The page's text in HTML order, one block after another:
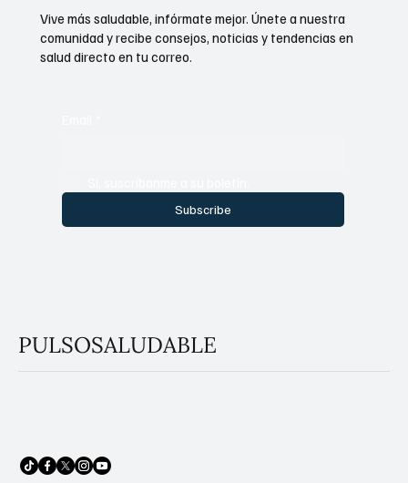
Subscribe
Vive más saludable, infórmate mejor. Únete a nuestra
comunidad y recibe consejos, noticias y tendencias en
salud directo en tu correo.
PULSOSALUDABLE